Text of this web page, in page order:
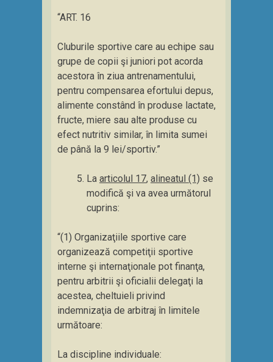
“ART. 16
Cluburile sportive care au echipe sau
grupe de copii şi juniori pot acorda
acestora în ziua antrenamentului,
pentru compensarea efortului depus,
alimente constând în produse lactate,
fructe, miere sau alte produse cu
efect nutritiv similar, în limita sumei
de până la 9 lei/sportiv.”
La articolul 17, alineatul (1) se
modifică şi va avea următorul
cuprins:
“(1) Organizaţiile sportive care
organizează competiţii sportive
interne şi internaţionale pot finanţa,
pentru arbitrii şi oficialii delegaţi la
acestea, cheltuieli privind
indemnizaţia de arbitraj în limitele
următoare:
La discipline individuale: